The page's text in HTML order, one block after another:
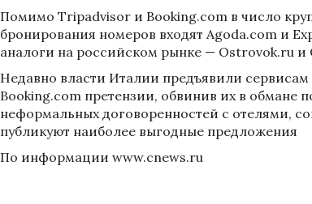
Помимо Tripadvisor и Booking.com в число
бронирования номеров входят Agoda.com и
аналоги на российском рынке — Ostrovok.ru и
Недавно власти Италии предъявили
Booking.com претензии, обвинив их в обмане
неформальных договоренностей с отелями,
публикуют наиболее выгодные предложения
По информации www.cnews.ru